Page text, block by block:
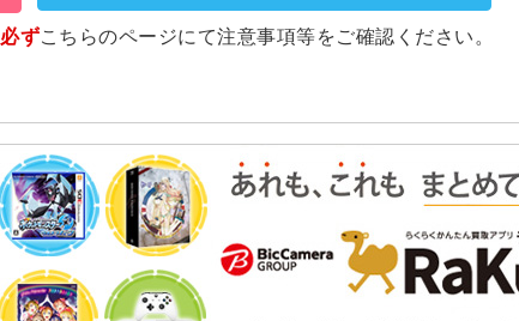
必ずこちらのページにて注意事項等をご確認ください。